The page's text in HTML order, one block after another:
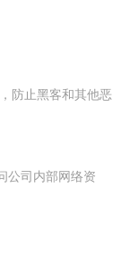
防止黑客和其他恶
公司内部网络资